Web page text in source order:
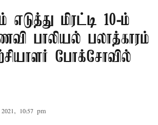
மிரட்டி 10-ம்
பாலியல் பலாத்காரம்
போக்சோவில்
10:57 pm